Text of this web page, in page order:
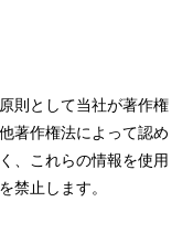
則として当社が著作権
著作権法によって認め
、これらの情報を使用
禁止します。